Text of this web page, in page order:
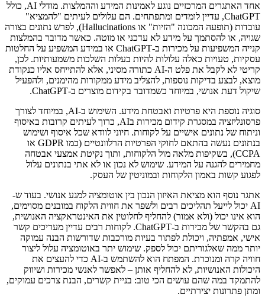
אחד האתגרים המרכזיים נוגע לאמינות המידע וההמלצות. מודלי AI, כולל
ChatGPT, עדיין לומדים ומתפתחים. הם עלולים לעיתים "להמציא"
עובדות (תופעה המכונה "הזיות" או Hallucinations), לפרש נתונים בצורה
שגויה, או להסתמך על מידע לא עדכני או מוטה. כאשר מדובר בהמלצות
קנייה המשפיעות על מכירות ב-ChatGPT או במידע המשפיע על החלטות
עסקיות, טעויות כאלה עלולות להיות בעלות השלכות משמעותיות. לכן,
קריטי לא לקבל את פלט ה-AI כתורה מסיני, אלא להתייחס אליו כנקודת
מוצא, לבצע בדיקות נוספות, להצליב מידע ממקורות מהימנים, ולהפעיל
שיקול דעת אנושי, במיוחד כשמדובר בקידום מוצרים ב-ChatGPT.
סוגיה נוספת היא פרטיות ואבטחת מידע. השימוש ב-AI, במיוחד לצורך
פרסונליזציה במסגרת קידום מכירות בAI, כרוך לעיתים קרובות באיסוף
וניתוח של נתונים אישיים על לקוחות. חיוני לוודא שכל איסוף ושימוש
בנתונים נעשה בהתאם לחוקי הפרטיות הרלוונטיים (כמו GDPR או
CCPA), בשקיפות מלאה מול הלקוחות, ותוך נקיטת אמצעי אבטחה
מחמירים להגנה על המידע. שימוש לא נכון או לא אתי בנתונים עלול
לפגוע קשות באמון הלקוחות ובמוניטין של העסק.
אתגר נוסף הוא מציאת האיזון הנכון בין אוטומציה למגע אנושי. בעוד ש-
AI יכול לייעל תהליכים רבים ולשפר את חווית הלקוח במובנים מסוימים,
הוא אינו יכול (ולא אמור) להחליף לחלוטין את האינטראקציה האנושית,
גם בהקשר של מכירות ב-ChatGPT. לקוחות רבים עדיין מעריכים קשר
אישי, אמפתיה, ויכולת לפתור בעיות מורכבות שדורשות הבנה עמוקה
יותר ממה שאלגוריתם יכול לספק. שימוש יתר באוטומציה עלול ליצור
חוויה קרה ומנוכרת. המפתח הוא להשתמש ב-AI כדי להעצים את
היכולות האנושיות, לא להחליף אותן – לאפשר לאנשי מכירות ושיווק
להתמקד במה שהם עושים הכי טוב: בניית קשרים, הבנת צרכים עמוקים,
ומתן פתרונות יצירתיים.